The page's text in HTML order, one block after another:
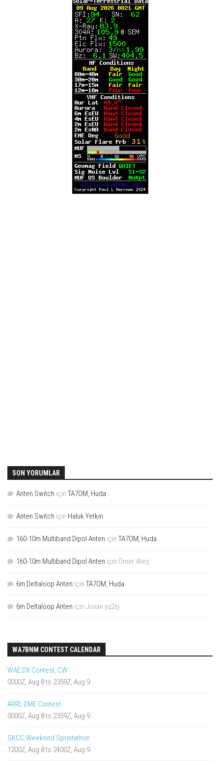
SON YORUMLAR
Anten Switch için TA7OM, Huda
Anten Switch için Haluk Yetkin
160-10m Multiband Dipol Anten için TA7OM, Huda
160-10m Multiband Dipol Anten için Ömer Ateş
6m Deltaloop Anten için TA7OM, Huda
6m Deltaloop Anten için Jovan yu2sj
WA7BNM CONTEST CALENDAR
WAE DX Contest, CW
0000Z, Aug 8 to 2359Z, Aug 9
ARRL EME Contest
0000Z, Aug 8 to 2359Z, Aug 9
SKCC Weekend Sprintathon
1200Z, Aug 8 to 2400Z, Aug 9